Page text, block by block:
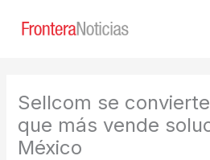
Sellcom se
que más vende
México